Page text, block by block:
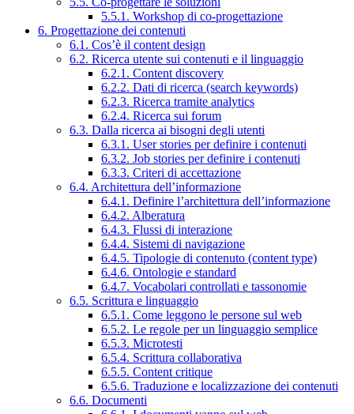
5.5.1. Workshop di co-progettazione
6. Progettazione dei contenuti
6.1. Cos’è il content design
6.2. Ricerca utente sui contenuti e il linguaggio
6.2.1. Content discovery
6.2.2. Dati di ricerca (search keywords)
6.2.3. Ricerca tramite analytics
6.2.4. Ricerca sui forum
6.3. Dalla ricerca ai bisogni degli utenti
6.3.1. User stories per definire i contenuti
6.3.2. Job stories per definire i contenuti
6.3.3. Criteri di accettazione
6.4. Architettura dell’informazione
6.4.1. Definire l’architettura dell’informazione
6.4.2. Alberatura
6.4.3. Flussi di interazione
6.4.4. Sistemi di navigazione
6.4.5. Tipologie di contenuto (content type)
6.4.6. Ontologie e standard
6.4.7. Vocabolari controllati e tassonomie
6.5. Scrittura e linguaggio
6.5.1. Come leggono le persone sul web
6.5.2. Le regole per un linguaggio semplice
6.5.3. Microtesti
6.5.4. Scrittura collaborativa
6.5.5. Content critique
6.5.6. Traduzione e localizzazione dei contenuti
6.6. Documenti